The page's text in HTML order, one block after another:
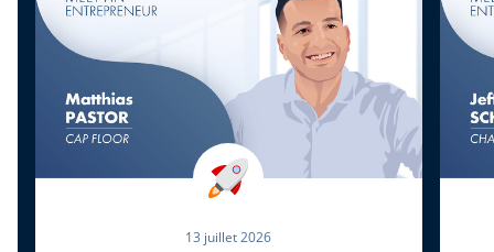
13 juillet 2026